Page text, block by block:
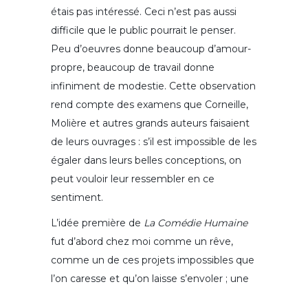
étais pas intéressé. Ceci n’est pas aussi
difficile que le public pourrait le penser.
Peu d’oeuvres donne beaucoup d’amour-
propre, beaucoup de travail donne
infiniment de modestie. Cette observation
rend compte des examens que Corneille,
Molière et autres grands auteurs faisaient
de leurs ouvrages : s’il est impossible de les
égaler dans leurs belles conceptions, on
peut vouloir leur ressembler en ce
sentiment.
L’idée première de La Comédie Humaine
fut d’abord chez moi comme un rêve,
comme un de ces projets impossibles que
l’on caresse et qu’on laisse s’envoler ; une